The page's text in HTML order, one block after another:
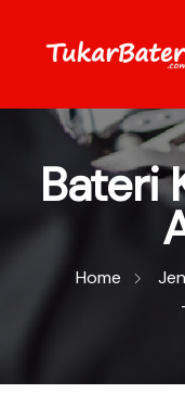
Bateri
Home